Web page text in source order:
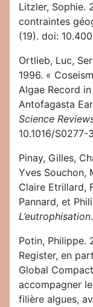
Litzler, Sophie.
contraintes
(19). doi:
Ortlieb, Luc,
1996. «
Algae Record
Antofagasta
Science
10.1016/
Pinay, Gilles,
Yves Souchon,
Claire Etrillard,
Pannard, et
L’eutrophisation
Potin, Philippe.
Register, en
Global
accompagner
filière algues,